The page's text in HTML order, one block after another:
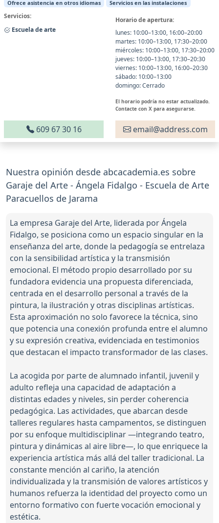
Ofrece asistencia en otros idiomas Servicios en las instalaciones
Servicios:
Escuela de arte
Horario de apertura:
lunes: 10:00–13:00, 16:00–20:00
martes: 10:00–13:00, 17:30–20:00
miércoles: 10:00–13:00, 17:30–20:00
jueves: 10:00–13:00, 17:30–20:30
viernes: 10:00–13:00, 16:00–20:30
sábado: 10:00–13:00
domingo: Cerrado
El horario podría no estar actualizado.
Contacte con X para asegurarse.
609 67 30 16 email@address.com
Nuestra opinión desde abcacademia.es sobre
Garaje del Arte - Ángela Fidalgo - Escuela de Arte
Paracuellos de Jarama
La empresa Garaje del Arte, liderada por Ángela
Fidalgo, se posiciona como un espacio singular en la
enseñanza del arte, donde la pedagogía se entrelaza
con la sensibilidad artística y la transmisión
emocional. El método propio desarrollado por su
fundadora evidencia una propuesta diferenciada,
centrada en el desarrollo personal a través de la
pintura, la ilustración y otras disciplinas artísticas.
Esta aproximación no solo favorece la técnica, sino
que potencia una conexión profunda entre el alumno
y su expresión creativa, evidenciada en testimonios
que destacan el impacto transformador de las clases.
La acogida por parte de alumnado infantil, juvenil y
adulto refleja una capacidad de adaptación a
distintas edades y niveles, sin perder coherencia
pedagógica. Las actividades, que abarcan desde
talleres regulares hasta campamentos, se distinguen
por su enfoque multidisciplinar —integrando teatro,
pintura y dinámicas al aire libre—, lo que enriquece la
experiencia artística más allá del taller tradicional. La
constante mención al cariño, la atención
individualizada y la transmisión de valores artísticos y
humanos refuerza la identidad del proyecto como un
entorno formativo con fuerte vocación emocional y
estética.